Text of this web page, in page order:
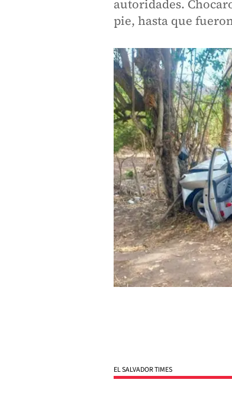
autoridades.
pie, hasta que
EL SALVADOR TIMES